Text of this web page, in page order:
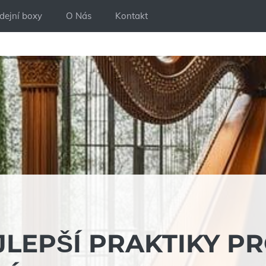
boxy O Nás Kontakt
PRAKTIKY